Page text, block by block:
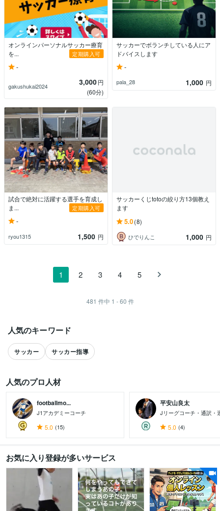
オンラインパーソナルサッカー療育
を...
定期購入可
-
gakushukai2024 3,000円
(60分)
サッカーでボランチしている人にア
ドバイスします
-
pala_28 1,000 円
試合で絶対に活躍する選手を育成し
ま...
定期購入可
-
ryou1315 1,500 円
サッカーくじtotoの絞り方13個教え
ます
5.0(8)
ひでりんこ 1,000 円
1 2 3 4 5
481 件中 1 - 60 件
人気のキーワード
サッカー サッカー指導
すべて見る
人気のプロ人材
footballmo...
J1アカデミーコーチ
5.0 (15)
平安山良太
Jリーグコーチ・通訳・
5.0 (4)
お気に入り登録が多いサービス